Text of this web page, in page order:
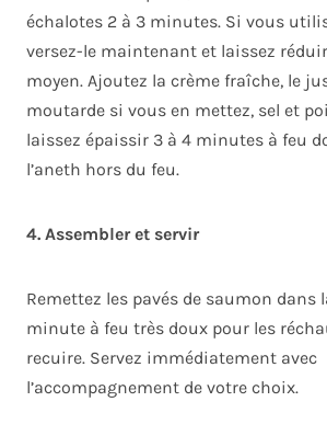
échalotes 2 à 3 minutes. Si vous
versez-le maintenant et laissez
moyen. Ajoutez la crème fraîche, le
moutarde si vous en mettez, sel et
laissez épaissir 3 à 4 minutes à feu
l’aneth hors du feu.
4. Assembler et servir
Remettez les pavés de saumon dans
minute à feu très doux pour les
recuire. Servez immédiatement avec
l’accompagnement de votre choix.